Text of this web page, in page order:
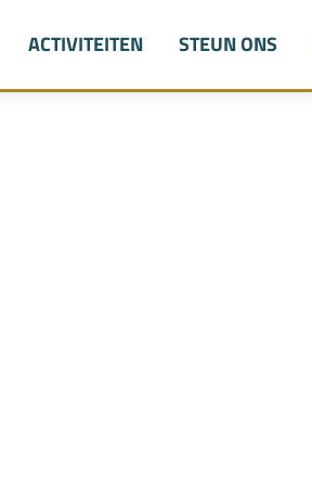
ACTIVITEITEN STEUN ONS